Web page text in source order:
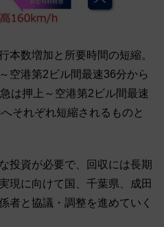
本数増加と所要時間の短縮。
空港第2ビル間最速36分から
は押上～空港第2ビル間最速
それぞれ短縮されるものと
投資が必要で、回収には長期
現に向けて国、千葉県、成田
者と協議・調整を進めていく